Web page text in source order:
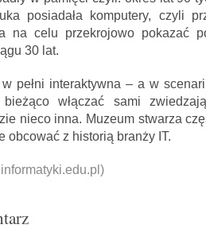
posiadała komputery, czyli
na celu przekrojowo pokazać
30 lat.
w pełni interaktywna – a w
włączać sami
nieco inna. Muzeum stwarza
obcować z historią branży IT.